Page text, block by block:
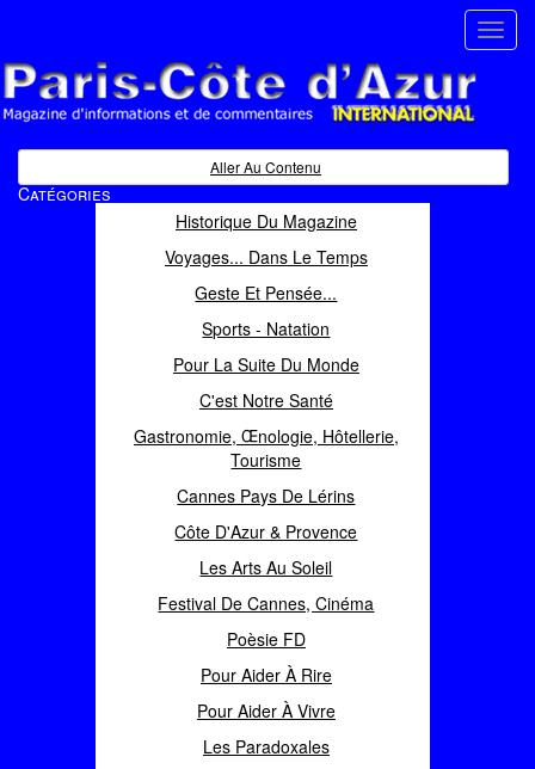
Magazine d'informations et de commentaires
Aller Au Contenu
Catégories
Historique Du Magazine
Voyages... Dans Le Temps
Geste Et Pensée...
Sports - Natation
Pour La Suite Du Monde
C'est Notre Santé
Gastronomie, Œnologie, Hôtellerie,
Tourisme
Cannes Pays De Lérins
Côte D'Azur & Provence
Les Arts Au Soleil
Festival De Cannes, Cinéma
Poèsie FD
Pour Aider À Rire
Pour Aider À Vivre
Les Paradoxales